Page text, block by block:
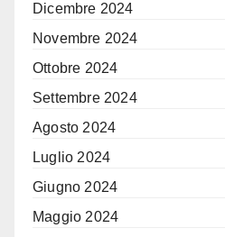
Dicembre 2024
Novembre 2024
Ottobre 2024
Settembre 2024
Agosto 2024
Luglio 2024
Giugno 2024
Maggio 2024